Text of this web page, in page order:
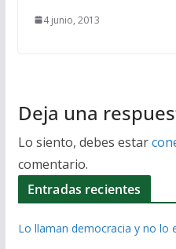
4 junio, 2013
Deja una
Lo siento, debes estar
comentario.
Entradas recientes
Lo llaman democracia y no lo